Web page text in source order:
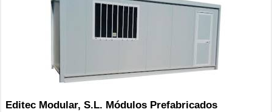
Editec Modular, S.L. Módulos Prefabricados